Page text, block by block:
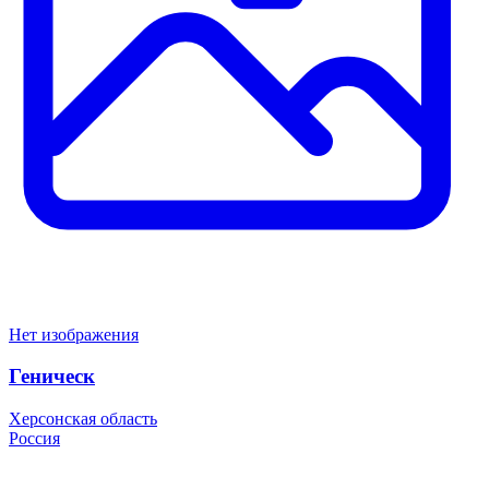
Нет изображения
Геническ
Херсонская область
Россия